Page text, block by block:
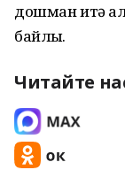
дошман итә
байлыҡ.
Читайте